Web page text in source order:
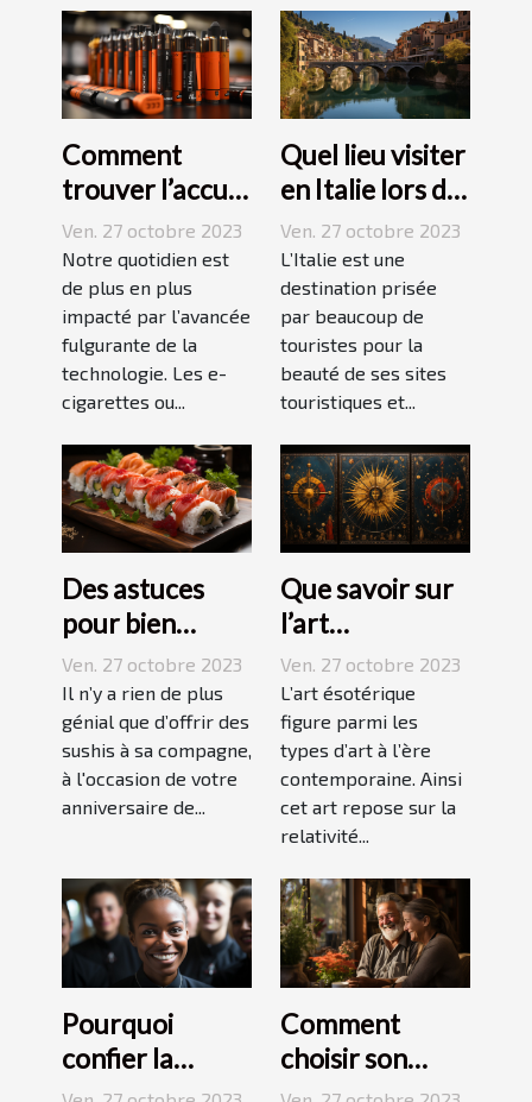
Comment
trouver l’accu
idéal pour sa e-
cigarette ?
Ven. 27 octobre 2023
Notre quotidien est
de plus en plus
impacté par l’avancée
fulgurante de la
technologie. Les e-
cigarettes ou...
Quel lieu visiter
en Italie lors de
vos vacances ?
Ven. 27 octobre 2023
L’Italie est une
destination prisée
par beaucoup de
touristes pour la
beauté de ses sites
touristiques et...
Des astuces
pour bien
réussir ses
sushis !
Ven. 27 octobre 2023
Il n’y a rien de plus
génial que d’offrir des
sushis à sa compagne,
à l'occasion de votre
anniversaire de...
Que savoir sur
l’art
ésotérique ?
Ven. 27 octobre 2023
L’art ésotérique
figure parmi les
types d’art à l’ère
contemporaine. Ainsi
cet art repose sur la
relativité...
Pourquoi
confier la
formation de
Comment
choisir son
assurance